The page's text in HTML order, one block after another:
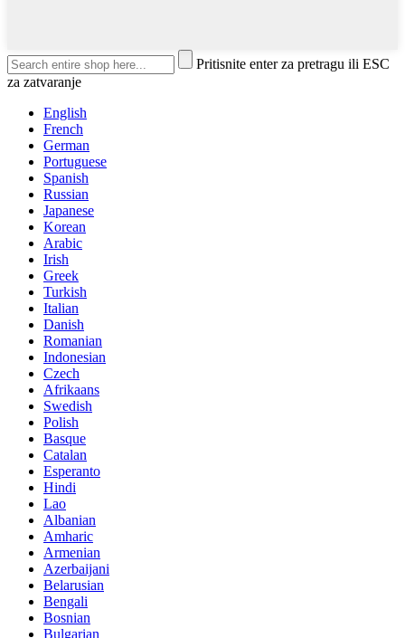
Pritisnite enter za pretragu ili ESC
za zatvaranje
English
French
German
Portuguese
Spanish
Russian
Japanese
Korean
Arabic
Irish
Greek
Turkish
Italian
Danish
Romanian
Indonesian
Czech
Afrikaans
Swedish
Polish
Basque
Catalan
Esperanto
Hindi
Lao
Albanian
Amharic
Armenian
Azerbaijani
Belarusian
Bengali
Bosnian
Bulgarian